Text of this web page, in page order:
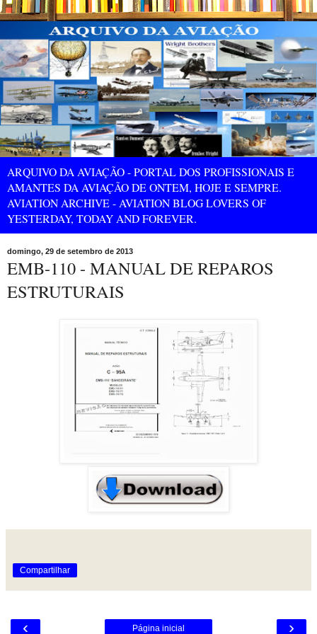
ARQUIVO DA AVIAÇÃO - PORTAL DOS PROFISSIONAIS E
AMANTES DA AVIAÇÃO DE ONTEM, HOJE E SEMPRE.
AVIATION ARCHIVE - AVIATION BLOG LOVERS OF
YESTERDAY, TODAY AND FOREVER.
domingo, 29 de setembro de 2013
EMB-110 - MANUAL DE REPAROS
ESTRUTURAIS
Compartilhar
‹ ›
Página inicial